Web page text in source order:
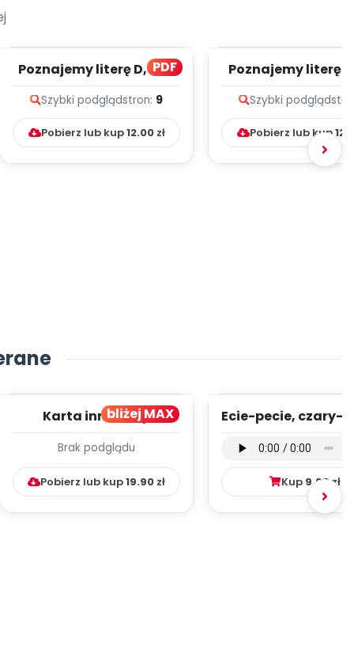
PDF
Poznajemy literę D, cz. 1
Szybki podglądstron: 9
Pobierz lub kup12.00zł
Poznajemy literę E,
Szybki podgląd
Pobierz lub kup
bliżej MAX
Karta innowacji
Kumpelkowo
Brak podglądu
Pobierz lub kup19.90 zł
Ecie-pecie, czary-
mp3)
Kup 9.99zł